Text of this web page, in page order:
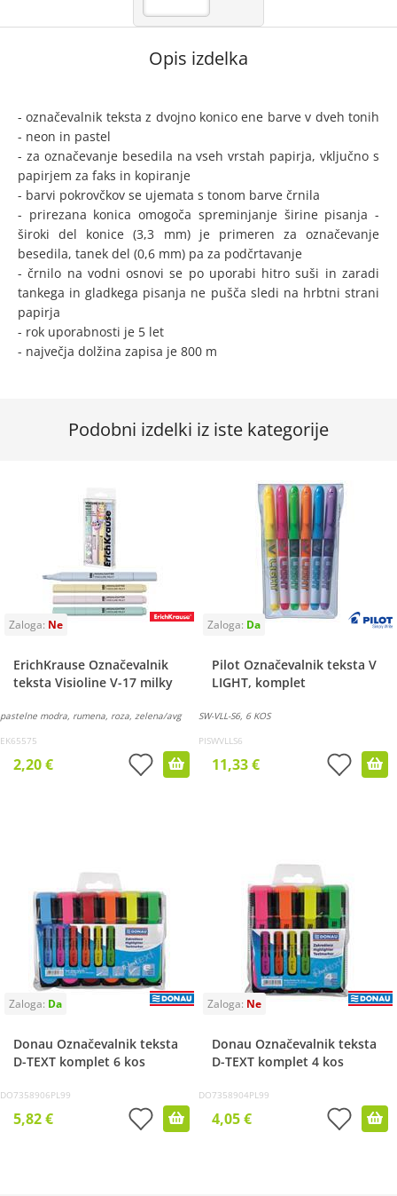
Opis izdelka
- označevalnik teksta z dvojno konico ene barve v dveh tonih
- neon in pastel
- za označevanje besedila na vseh vrstah papirja, vključno s
papirjem za faks in kopiranje
- barvi pokrovčkov se ujemata s tonom barve črnila
- prirezana konica omogoča spreminjanje širine pisanja -
široki del konice (3,3 mm) je primeren za označevanje
besedila, tanek del (0,6 mm) pa za podčrtavanje
- črnilo na vodni osnovi se po uporabi hitro suši in zaradi
tankega in gladkega pisanja ne pušča sledi na hrbtni strani
papirja
- rok uporabnosti je 5 let
- največja dolžina zapisa je 800 m
Podobni izdelki iz iste kategorije
ErichKrause Označevalnik
teksta Visioline V-17 milky
pastelne modra, rumena, roza, zelena/avg
EK65575
2,20 €
Pilot Označevalnik teksta V
LIGHT, komplet
SW-VLL-S6, 6 KOS
PISWVLLS6
11,33 €
Donau Označevalnik teksta
D-TEXT komplet 6 kos
DO7358906PL99
5,82 €
Donau Označevalnik teksta
D-TEXT komplet 4 kos
DO7358904PL99
4,05 €